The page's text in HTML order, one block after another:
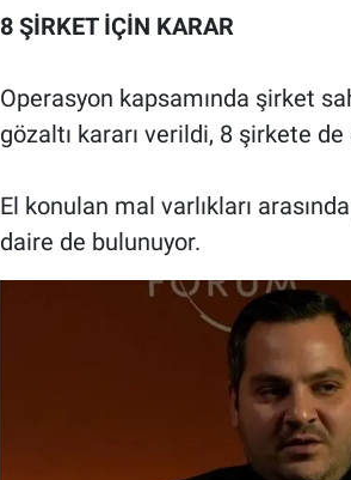
8 ŞİRKET İÇİN KARAR
Operasyon kapsamında şirket
gözaltı kararı verildi, 8 şirkete
El konulan mal varlıkları
daire de bulunuyor.